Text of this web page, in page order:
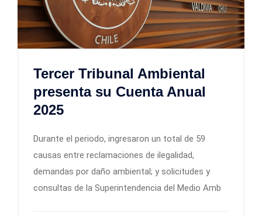
Tercer Tribunal Ambiental
presenta su Cuenta Anual
2025
Durante el periodo, ingresaron un total de 59
causas entre reclamaciones de ilegalidad,
demandas por daño ambiental; y solicitudes y
consultas de la Superintendencia del Medio Amb